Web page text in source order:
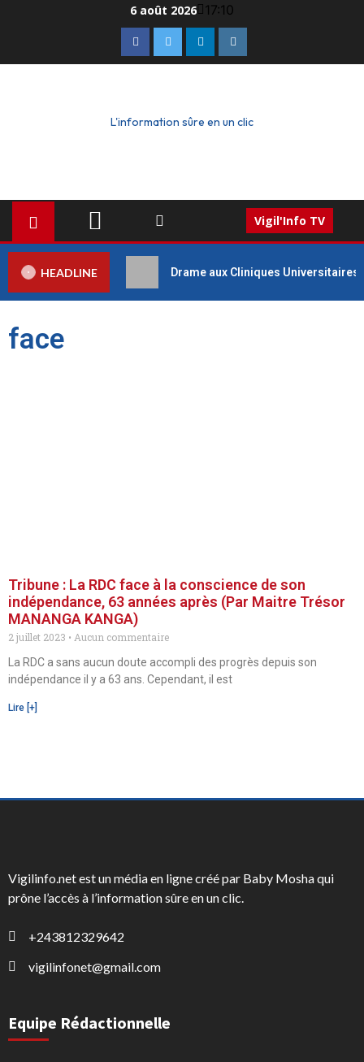
6 août 2026 17:10
L'information sûre en un clic
Vigil'Info TV
HEADLINE Drame aux Cliniques
face
Tribune : La RDC face à la conscience de son
indépendance, 63 années après (Par Maitre Trésor
MANANGA KANGA)
2 juillet 2023
Aucun commentaire
La RDC a sans aucun doute accompli des progrès depuis son
indépendance il y a 63 ans. Cependant, il est
Lire [+]
Vigilinfo.net est un média en ligne créé par Baby Mosha qui
prône l’accès à l’information sûre en un clic.
+243812329642
vigilinfonet@gmail.com
Equipe Rédactionnelle